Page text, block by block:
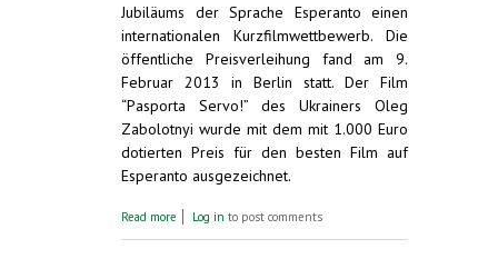
Jubiläums der Sprache Esperanto einen
internationalen Kurzfilmwettbewerb. Die
öffentliche Preisverleihung fand am 9.
Februar 2013 in Berlin statt. Der Film
“Pasporta Servo!” des Ukrainers Oleg
Zabolotnyi wurde mit dem mit 1.000 Euro
dotierten Preis für den besten Film auf
Esperanto ausgezeichnet.
Read more about Ukrainischer Kurzfilm auf Esperanto
Log in to post comments